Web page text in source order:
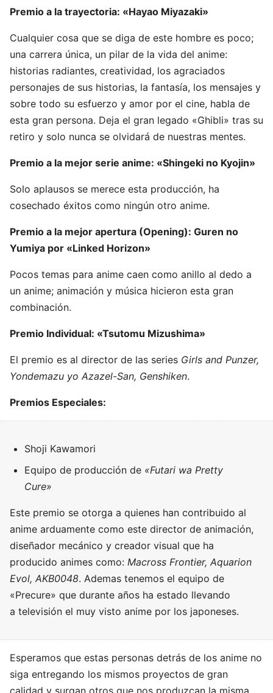
Premio a la trayectoria: «Hayao Miyazaki»
Cualquier cosa que se diga de este hombre es poco;
una carrera única, un pilar de la vida del anime:
historias radiantes, creatividad, los agraciados
personajes de sus historias, la fantasía, los mensajes y
sobre todo su esfuerzo y amor por el cine, habla de
esta gran persona. Deja el gran legado «Ghibli» tras su
retiro y solo nunca se olvidará de nuestras mentes.
Premio a la mejor serie anime: «Shingeki no Kyojin»
Solo aplausos se merece esta producción, ha
cosechado éxitos como ningún otro anime.
Premio a la mejor apertura (Opening): Guren no
Yumiya por «Linked Horizon»
Pocos temas para anime caen como anillo al dedo a
un anime; animación y música hicieron esta gran
combinación.
Premio Individual: «Tsutomu Mizushima»
El premio es al director de las series Girls and Punzer,
Yondemazu yo Azazel-San, Genshiken.
Premios Especiales:
Shoji Kawamori
Equipo de producción de «Futari wa Pretty
Cure»
Este premio se otorga a quienes han contribuido al
anime arduamente como este director de animación,
diseñador mecánico y creador visual que ha
producido animes como: Macross Frontier, Aquarion
Evol, AKB0048. Ademas tenemos el equipo de
«Precure» que durante años ha estado llevando
a televisión el muy visto anime por los japoneses.
Esperamos que estas personas detrás de los anime no
siga entregando los mismos proyectos de gran
calidad y surgan otros que nos produzcan la misma